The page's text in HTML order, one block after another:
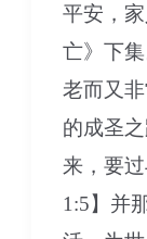
平安，
亡》下
老而又
的成圣
来，要
1:5】并